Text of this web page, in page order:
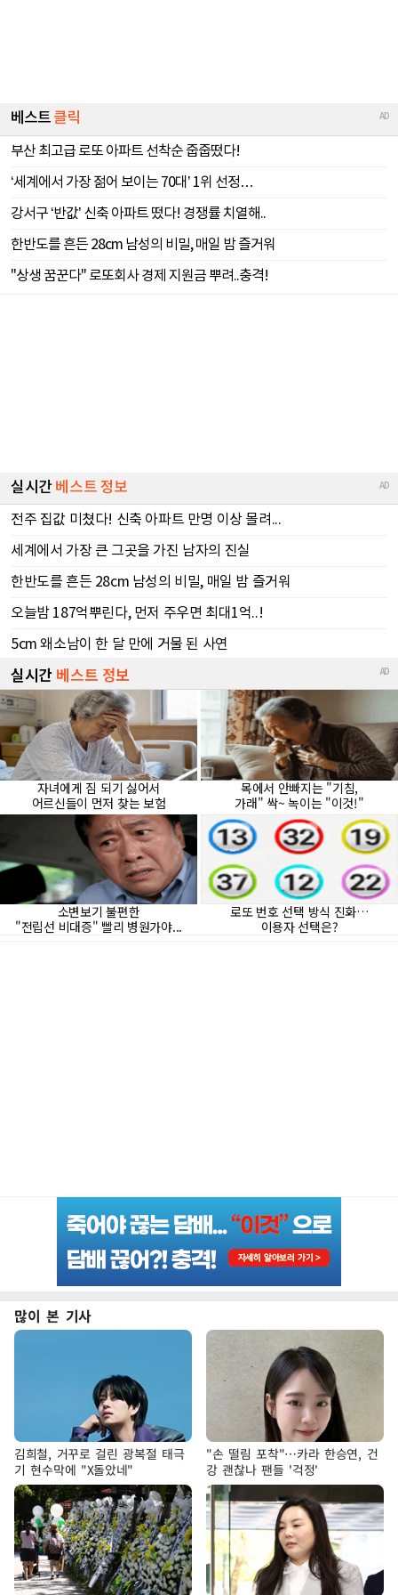
많이 본 기사
김희철, 거꾸로 걸린 광복절 태극
기 현수막에 "X돌았네"
"손 떨림 포착"…카라 한승연, 건
강 괜찮나 팬들 '걱정'